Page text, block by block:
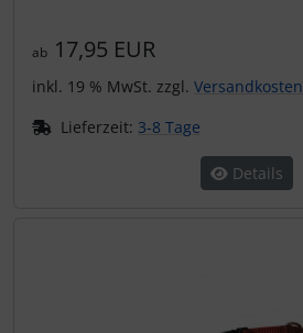
ab 17,95 EUR
inkl. 19 % MwSt. zzgl. Versandkosten
Lieferzeit: 3-8 Tage
Details